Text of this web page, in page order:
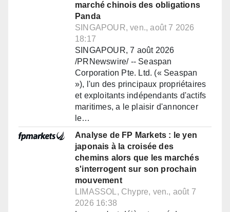
marché chinois des obligations
Panda
SINGAPOUR, ven., août 7 2026
18:17
SINGAPOUR, 7 août 2026
/PRNewswire/ -- Seaspan
Corporation Pte. Ltd. (« Seaspan
»), l'un des principaux propriétaires
et exploitants indépendants d'actifs
maritimes, a le plaisir d'annoncer
le…
Analyse de FP Markets : le yen
japonais à la croisée des
chemins alors que les marchés
s'interrogent sur son prochain
mouvement
LIMASSOL, Chypre, ven., août 7
2026 16:38